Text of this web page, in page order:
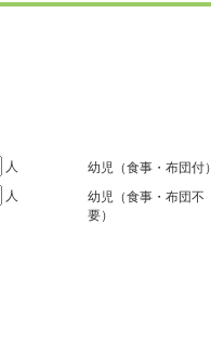
人 幼児（食事・布団付）
人
幼児（食事・布団不
要）